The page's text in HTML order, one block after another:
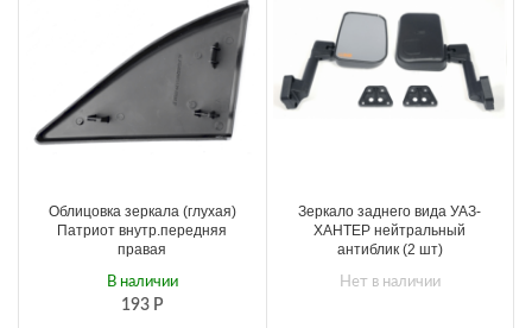
Облицовка зеркала (глухая)
Патриот внутр.передняя
правая
193 Р
В наличии
Зеркало заднего вида УАЗ-
ХАНТЕР нейтральный
антиблик (2 шт)
Нет в наличии